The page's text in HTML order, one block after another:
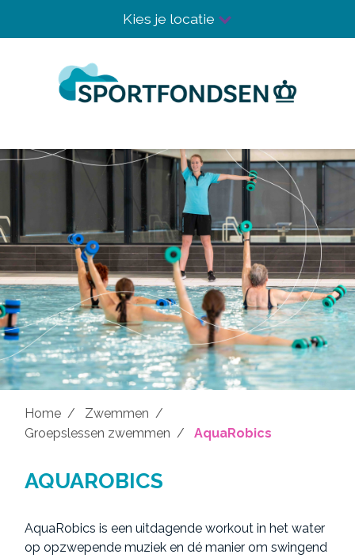
Kies je locatie
Home
Zwemmen
Groepslessen zwemmen
AquaRobics
AQUAROBICS
AquaRobics is een uitdagende workout in het water
op opzwepende muziek en dé manier om swingend